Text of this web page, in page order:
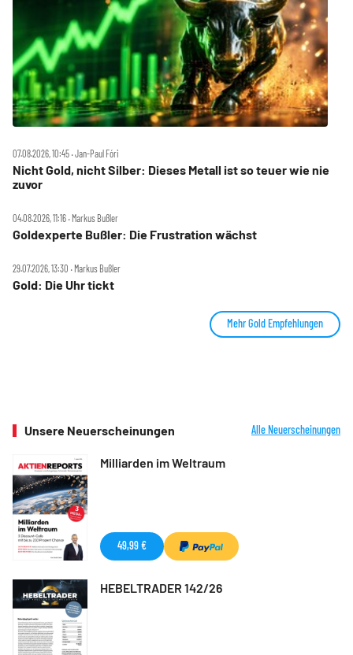
07.08.2026, 10:45 ‧ Jan-Paul Fóri
Nicht Gold, nicht Silber: Dieses Metall ist so teuer wie nie
zuvor
04.08.2026, 11:16 ‧ Markus Bußler
Goldexperte Bußler: Die Frustration wächst
29.07.2026, 13:30 ‧ Markus Bußler
Gold: Die Uhr tickt
Mehr Gold Empfehlungen
Unsere Neuerscheinungen Alle Neuerscheinungen
Milliarden im Weltraum
49,99 €
HEBELTRADER 142/26